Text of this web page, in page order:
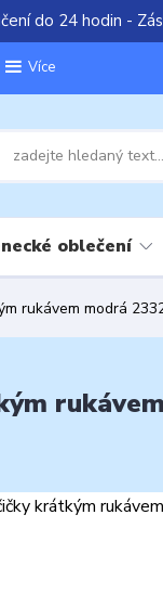
do 24 hodin -
Více
oblečení
rukávem modrá